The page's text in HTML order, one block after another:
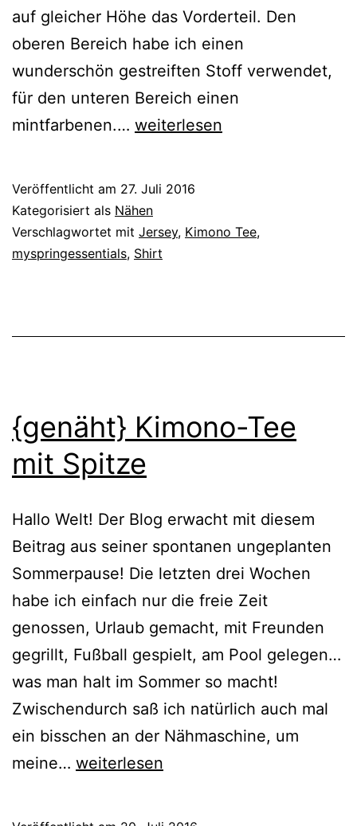
auf gleicher Höhe das Vorderteil. Den
oberen Bereich habe ich einen
wunderschön gestreiften Stoff verwendet,
für den unteren Bereich einen
mintfarbenen.… {genäht}
mit
Streifen
weiterlesen
Veröffentlicht am 27. Juli 2016
Kategorisiert als Nähen
Verschlagwortet mit Jersey, Kimono Tee,
myspringessentials, Shirt
{genäht} Kimono-Tee
mit Spitze
Hallo Welt! Der Blog erwacht mit diesem
Beitrag aus seiner spontanen ungeplanten
Sommerpause! Die letzten drei Wochen
habe ich einfach nur die freie Zeit
genossen, Urlaub gemacht, mit Freunden
gegrillt, Fußball gespielt, am Pool gelegen…
was man halt im Sommer so macht!
Zwischendurch saß ich natürlich auch mal
ein bisschen an der Nähmaschine, um
meine… {genäht}
weiterlesen